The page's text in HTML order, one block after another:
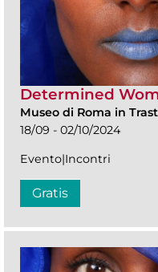
Determined
Museo di Roma in
18/09 - 02/10/2024
Evento|Incontri
Gratis